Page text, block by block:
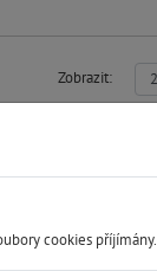
cookies
Zobrazit: